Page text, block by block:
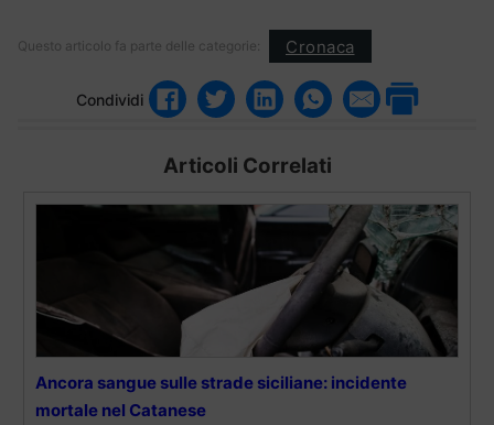
Questo articolo fa parte delle categorie: Cronaca
Condividi
Articoli Correlati
Ancora sangue sulle strade siciliane: incidente
mortale nel Catanese